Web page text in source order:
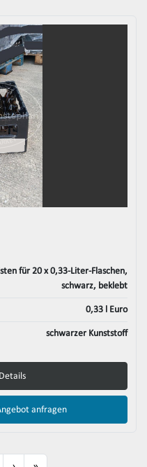
für 20 x 0,33-Liter-Flaschen,
schwarz, beklebt
0,33 l Euro
schwarzer Kunststoff
anfragen